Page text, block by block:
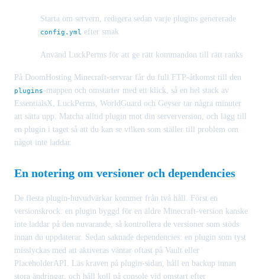
Starta om servern, redigera sedan varje plugins genererade
config.yml efter smak
Använd LuckPerms för att ge rätt kommandon till rätt ranks
På DoomHosting Minecraft-servrar får du full FTP-åtkomst till den
plugins-mappen och omstarter med ett klick, så en hel stack av
EssentialsX, LuckPerms, WorldGuard och Geyser tar några minuter
att sätta upp. Matcha alltid plugin mot din serverversion, och lägg till
en plugin i taget så att du kan se vilken som ställer till problem om
något inte laddar.
En notering om versioner och dependencies
De flesta plugin-huvudvärkar kommer från två håll. Först en
versionskrock: en plugin byggd för en äldre Minecraft-version kanske
inte laddar på den nuvarande, så kontrollera de versioner som stöds
innan du uppdaterar. Sedan saknade dependencies: en plugin som tyst
misslyckas med att aktiveras väntar oftast på Vault eller
PlaceholderAPI. Läs kraven på plugin-sidan, håll en backup innan
stora ändringar, och håll koll på console vid omstart efter